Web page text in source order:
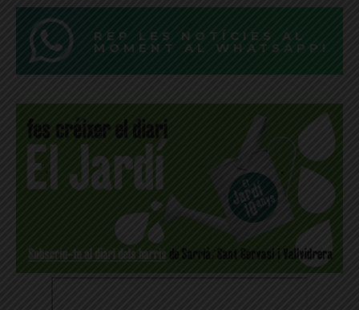
REP LES NOTÍCIES AL
MOMENT AL WHATSAPP!